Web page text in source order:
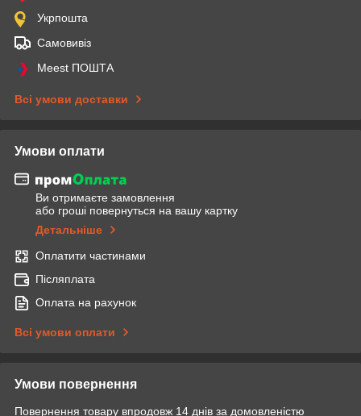
Укрпошта
Самовивіз
Meest ПОШТА
Всі умови доставки
Умови оплати
Ви отримаєте замовлення
або гроші повернуться на вашу картку
Детальніше
Оплатити частинами
Післяплата
Оплата на рахунок
Всі умови оплати
Умови повернення
Повернення товару впродовж 14 днів за домовленістю